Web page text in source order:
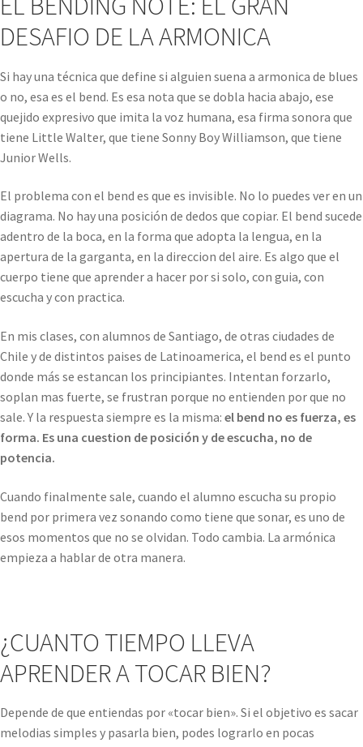
DESAFIO DE LA ARMONICA
Si hay una técnica que define si alguien suena a armonica de blues
o no, esa es el bend. Es esa nota que se dobla hacia abajo, ese
quejido expresivo que imita la voz humana, esa firma sonora que
tiene Little Walter, que tiene Sonny Boy Williamson, que tiene
Junior Wells.
El problema con el bend es que es invisible. No lo puedes ver en un
diagrama. No hay una posición de dedos que copiar. El bend sucede
adentro de la boca, en la forma que adopta la lengua, en la
apertura de la garganta, en la direccion del aire. Es algo que el
cuerpo tiene que aprender a hacer por si solo, con guia, con
escucha y con practica.
En mis clases, con alumnos de Santiago, de otras ciudades de
Chile y de distintos paises de Latinoamerica, el bend es el punto
donde más se estancan los principiantes. Intentan forzarlo,
soplan mas fuerte, se frustran porque no entienden por que no
sale. Y la respuesta siempre es la misma: el bend no es fuerza, es
forma. Es una cuestion de posición y de escucha, no de
potencia.
Cuando finalmente sale, cuando el alumno escucha su propio
bend por primera vez sonando como tiene que sonar, es uno de
esos momentos que no se olvidan. Todo cambia. La armónica
empieza a hablar de otra manera.
¿CUANTO TIEMPO LLEVA
APRENDER A TOCAR BIEN?
Depende de que entiendas por «tocar bien». Si el objetivo es sacar
melodias simples y pasarla bien, podes lograrlo en pocas